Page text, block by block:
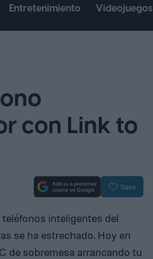
Entretenimiento Videojuegos
con Link to
Save
inteligentes del
se ha estrechado. Hoy en
de sobremesa arrancando tu